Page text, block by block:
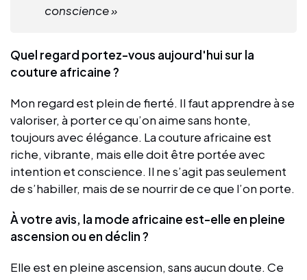
conscience »
Quel regard portez-vous aujourd'hui sur la
couture africaine ?
Mon regard est plein de fierté. Il faut apprendre à se
valoriser, à porter ce qu’on aime sans honte,
toujours avec élégance. La couture africaine est
riche, vibrante, mais elle doit être portée avec
intention et conscience. Il ne s’agit pas seulement
de s’habiller, mais de se nourrir de ce que l’on porte.
À votre avis, la mode africaine est-elle en pleine
ascension ou en déclin ?
Elle est en pleine ascension, sans aucun doute. Ce